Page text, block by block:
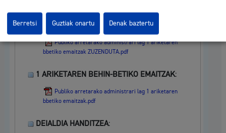
1 ARIKETAREN BEHIN BETIKO EMAITZAK -
ZUZENDUTA:
Publiko arretarako administrari lag 1 ariketaren
bbetiko emaitzak ZUZENDUTA.pdf
1 ARIKETAREN BEHIN-BETIKO EMAITZAK:
Publiko arretarako administrari lag 1 ariketaren
bbetiko emaitzak.pdf
DEIALDIA HANDITZEA:
Denak baztertu
Berretsi Guztiak onartu